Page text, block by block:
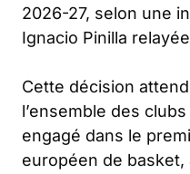
2026-27, selon une
Ignacio Pinilla
Cette décision
l’ensemble des
engagé dans le
européen de basket,